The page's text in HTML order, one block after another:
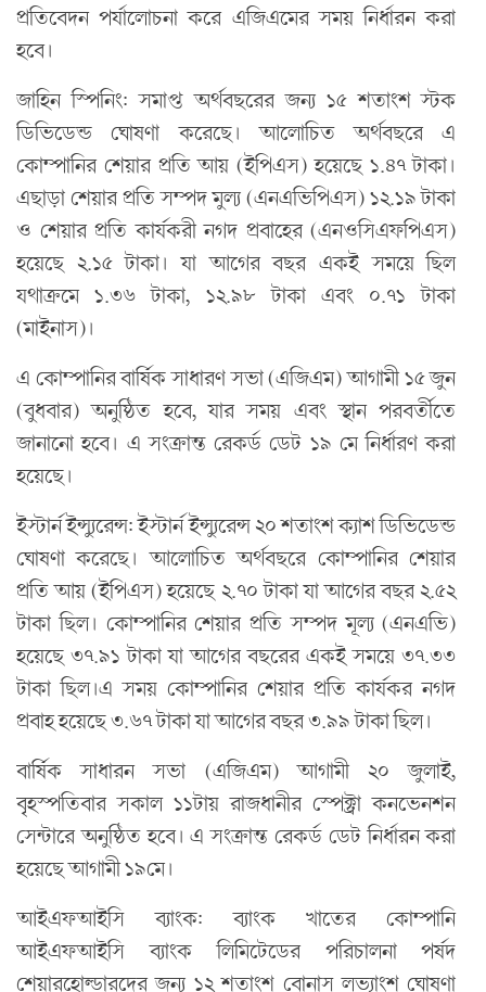
প্রতিবেদন পর্যালোচনা করে এজিএমের সময় নির্ধারন করা
হবে।
জাহিন স্পিনিং: সমাপ্ত অর্থবছরের জন্য ১৫ শতাংশ স্টক
ডিভিডেন্ড ঘোষণা করেছে। আলোচিত অর্থবছরে এ
কোম্পানির শেয়ার প্রতি আয় (ইপিএস) হয়েছে ১.৪৭ টাকা।
এছাড়া শেয়ার প্রতি সম্পদ মুল্য (এনএভিপিএস) ১২.১৯ টাকা
ও শেয়ার প্রতি কার্যকরী নগদ প্রবাহের (এনওসিএফপিএস)
হয়েছে ২.১৫ টাকা। যা আগের বছর একই সময়ে ছিল
যথাক্রমে ১.৩৬ টাকা, ১২.৯৮ টাকা এবং ০.৭১ টাকা
(মাইনাস)।
এ কোম্পানির বার্ষিক সাধারণ সভা (এজিএম) আগামী ১৫ জুন
(বুধবার) অনুষ্ঠিত হবে, যার সময় এবং স্থান পরবর্তীতে
জানানো হবে। এ সংক্রান্ত রেকর্ড ডেট ১৯ মে নির্ধারণ করা
হয়েছে।
ইস্টার্ন ইন্স্যুরেন্স: ইস্টার্ন ইন্স্যুরেন্স ২০ শতাংশ ক্যাশ ডিভিডেন্ড
ঘোষণা করেছে। আলোচিত অর্থবছরে কোম্পানির শেয়ার
প্রতি আয় (ইপিএস) হয়েছে ২.৭০ টাকা যা আগের বছর ২.৫২
টাকা ছিল। কোম্পানির শেয়ার প্রতি সম্পদ মূল্য (এনএভি)
হয়েছে ৩৭.৯১ টাকা যা আগের বছরের একই সময়ে ৩৭.৩৩
টাকা ছিল।এ সময় কোম্পানির শেয়ার প্রতি কার্যকর নগদ
প্রবাহ হয়েছে ৩.৬৭ টাকা যা আগের বছর ৩.৯৯ টাকা ছিল।
বার্ষিক সাধারন সভা (এজিএম) আগামী ২০ জুলাই,
বৃহস্পতিবার সকাল ১১টায় রাজধানীর স্পেক্ট্রা কনভেনশন
সেন্টারে অনুষ্ঠিত হবে। এ সংক্রান্ত রেকর্ড ডেট নির্ধারন করা
হয়েছে আগামী ১৯মে।
আইএফআইসি ব্যাংক: ব্যাংক খাতের কোম্পানি
আইএফআইসি ব্যাংক লিমিটেডের পরিচালনা পর্ষদ
শেয়ারহোল্ডারদের জন্য ১২ শতাংশ বোনাস লভ্যাংশ ঘোষণা